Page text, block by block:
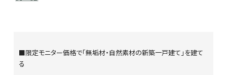
■限定モニター価格で「無垢材・自然素材の新築一戸建て」を建て
る